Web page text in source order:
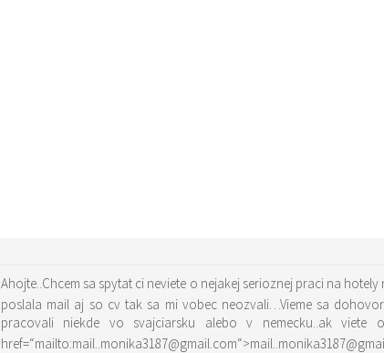
Ahojte..Chcem sa spytat ci neviete o nejakej serioznej praci na
poslala mail aj so cv tak sa mi vobec neozvali…Vieme sa
pracovali niekde vo svajciarsku alebo v nemecku..ak